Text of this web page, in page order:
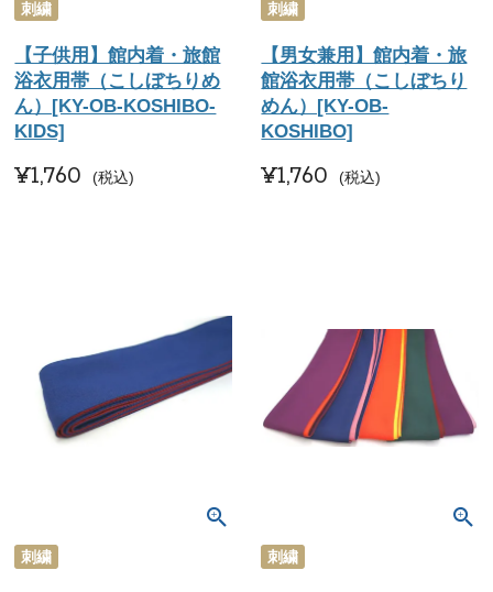
刺繍
【子供用】館内着・旅館
浴衣用帯（こしぼちりめ
ん）[KY-OB-KOSHIBO-
KIDS]
¥1,760 税込
刺繍
【男女兼用】館内着・旅
館浴衣用帯（こしぼちり
めん）[KY-OB-
KOSHIBO]
¥1,760 税込
刺繍 刺繍